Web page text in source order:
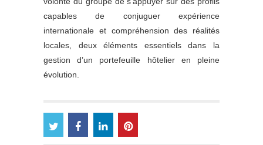
capables de conjuguer expérience
internationale et compréhension des réalités
locales, deux éléments essentiels dans la
gestion d’un portefeuille hôtelier en pleine
évolution.